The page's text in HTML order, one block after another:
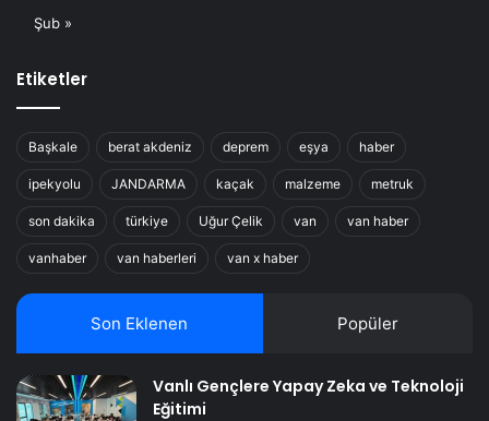
Şub »
Etiketler
Başkale berat akdeniz deprem eşya haber
ipekyolu JANDARMA kaçak malzeme metruk
son dakika türkiye Uğur Çelik van van haber
vanhaber van haberleri van x haber
Son Eklenen Popüler
Vanlı Gençlere Yapay Zeka ve Teknoloji
Eğitimi